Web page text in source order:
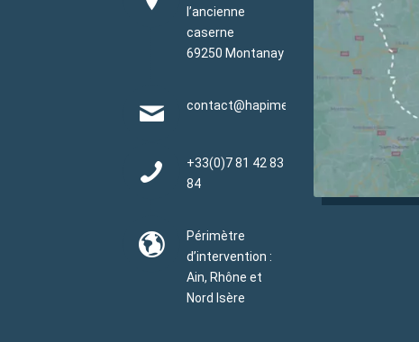
l’ancienne
caserne
69250 Montanay
contact@hapimen.fr
+33(0)7 81 42 83
84
Périmètre
d’intervention :
Ain, Rhône et
Nord Isère